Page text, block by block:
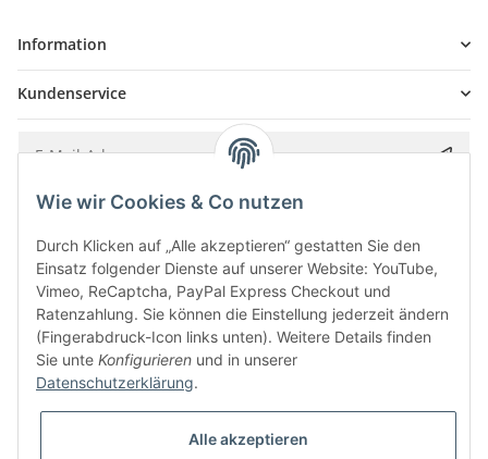
Information
Kundenservice
Bitte senden Sie mir entsprechend IhrerDatenschutzerklärung
* Alle Preise inkl. gesetzlicher USt., zzgl.
Wie wir Cookies & Co nutzen
Durch Klicken auf „Alle akzeptieren“ gestatten Sie den
Einsatz folgender Dienste auf unserer Website: YouTube,
Vimeo, ReCaptcha, PayPal Express Checkout und
Ratenzahlung. Sie können die Einstellung jederzeit ändern
(Fingerabdruck-Icon links unten). Weitere Details finden
Sie unte Konfigurieren und in unserer
Datenschutzerklärung.
Alle akzeptieren